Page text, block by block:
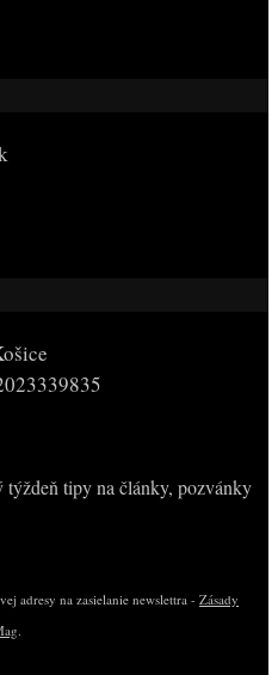
týždeň tipy na články, pozvánky
adresy na zasielanie newslettra - Zásady